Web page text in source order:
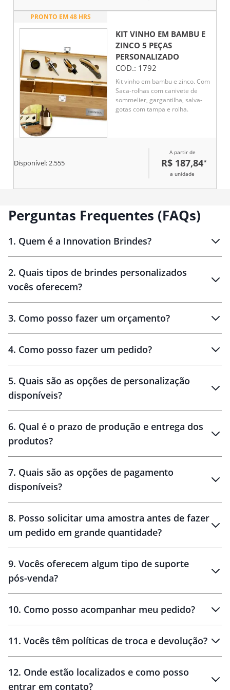
PRONTO EM 48 HRS
KIT VINHO EM BAMBU E
ZINCO 5 PEÇAS
PERSONALIZADO
COD.: 1792
Kit vinho em bambu e zinco. Com
Saca-rolhas com canivete de
sommelier, gargantilha, salva-
gotas com tampa e rolha.
Disponível:2.555
A partir de
R$ 187,84*
a unidade
Perguntas Frequentes (FAQs)
1. Quem é a Innovation Brindes?
Brindes personalizados
2. Quais tipos de brindes personalizados
vocês oferecem?
personalizados
3. Como posso fazer um orçamento?
brinde
personalização
4. Como posso fazer um pedido?
amostra virtual
5. Quais são as opções de personalização
disponíveis?
6. Qual é o prazo de produção e entrega dos
produtos?
10 dias
brinde
48 horas
7. Quais são as opções de pagamento
disponíveis?
8. Posso solicitar uma amostra antes de fazer
um pedido em grande quantidade?
amostras
9. Vocês oferecem algum tipo de suporte
pós-venda?
10. Como posso acompanhar meu pedido?
11. Vocês têm políticas de troca e devolução?
30 dias
12. Onde estão localizados e como posso
entrar em contato?